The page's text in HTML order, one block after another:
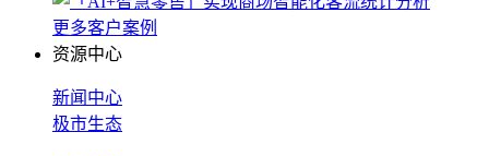
更多客户案例
资源中心
新闻中心
极市生态